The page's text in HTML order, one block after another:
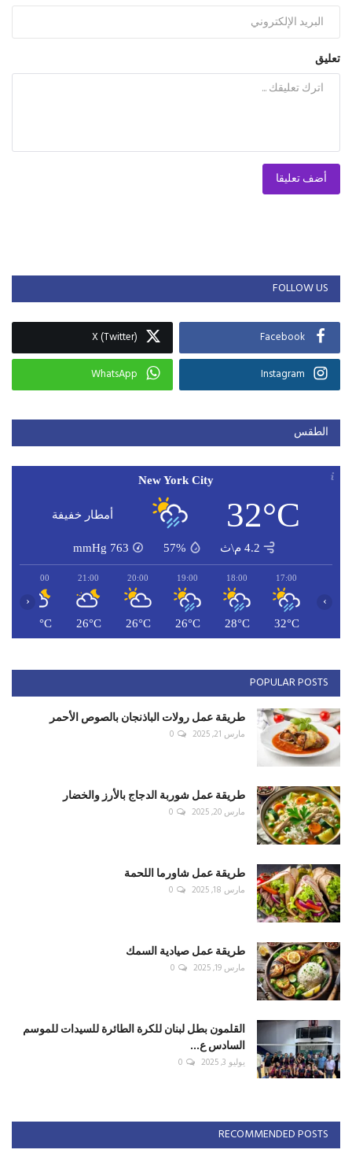
تعليق
أضف تعليقا
FOLLOW US
Facebook
X (Twitter)
Instagram
WhatsApp
الطقس
New York City
32°C أمطار خفيفة
4.2 م\ث 57%
763
mmHg
17:00
32°C
18:00
28°C
19:00
26°C
20:00
26°C
21:00
26°C
22:00
26°C
‹ ›
POPULAR POSTS
طريقة عمل رولات الباذنجان بالصوص الأحمر
مارس 21, 2025 0
طريقة عمل شوربة الدجاج بالأرز والخضار
مارس 20, 2025 0
طريقة عمل شاورما اللحمة
مارس 18, 2025 0
طريقة عمل صيادية السمك
مارس 19, 2025 0
القلمون بطل لبنان للكرة الطائرة للسيدات للموسم
السادس ع...
يوليو 3, 2025 0
RECOMMENDED POSTS